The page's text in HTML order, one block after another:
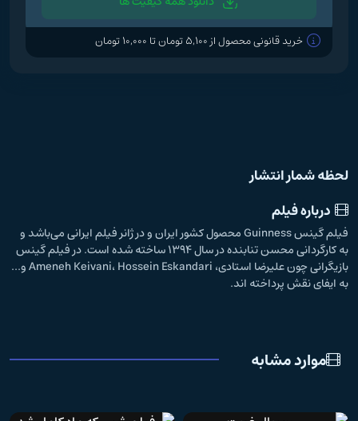
خرید قانونی محصول از 5,100 تومان تا 10,000 تومان
لحظه شمار انتشار
درباره فیلم
فیلم گینس Guinness محصول کشور ایران و در ژانر فیلم ایرانی می‌باشد و
به کارگردانی محسن تنابنده در سال 1394 ساخته شده است. در فیلم گینس
بازیگرانی چون علیرضا استادی، Ameneh Keivani، Hossein Eskandari و...
به ایفای نقش پرداخته اند.
موارد مشابه